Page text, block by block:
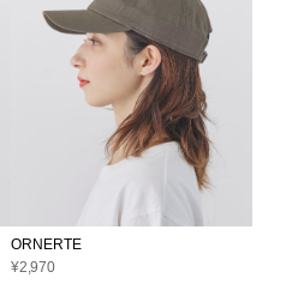
ORNERTE
¥2,970